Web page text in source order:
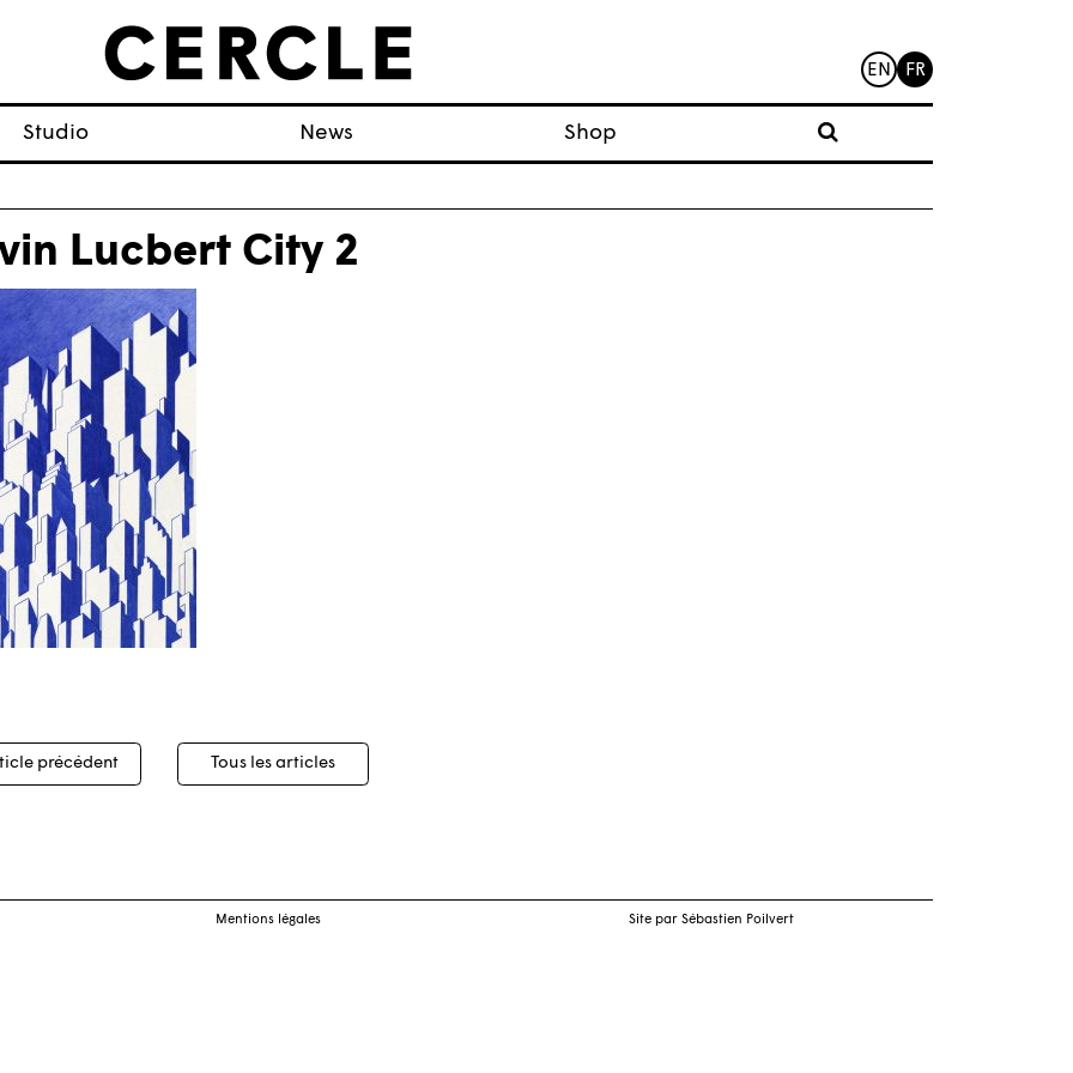
EN FR
Studio News Shop
Lucbert City 2
précédent Tous les articles
Mentions légales Site par Sébastien Poilvert